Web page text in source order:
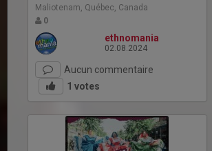
Maliotenam, Québec, Canada
0
ethnomania
02.08.2024
Aucun commentaire
1 votes